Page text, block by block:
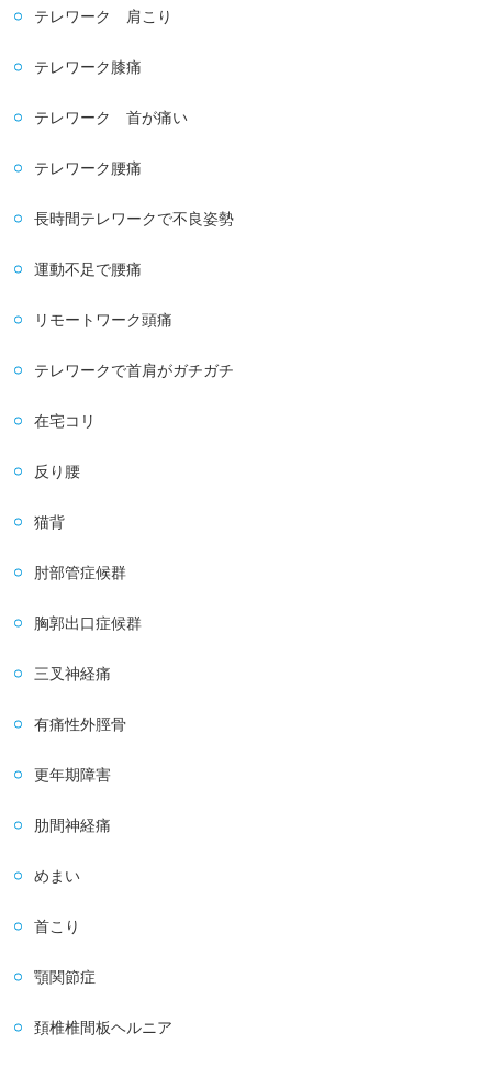
テレワーク 肩こり
テレワーク膝痛
テレワーク 首が痛い
テレワーク腰痛
長時間テレワークで不良姿勢
運動不足で腰痛
リモートワーク頭痛
テレワークで首肩がガチガチ
在宅コリ
反り腰
猫背
肘部管症候群
胸郭出口症候群
三叉神経痛
有痛性外脛骨
更年期障害
肋間神経痛
めまい
首こり
顎関節症
頚椎椎間板ヘルニア